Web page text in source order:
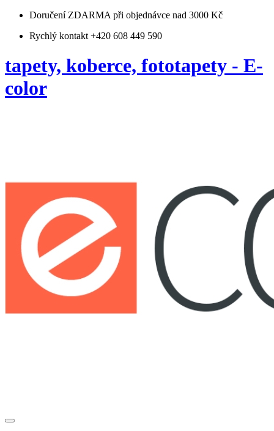
Doručení ZDARMA při objednávce nad 3000 Kč
Rychlý kontakt +420 608 449 590
tapety, koberce, fototapety - E-
color